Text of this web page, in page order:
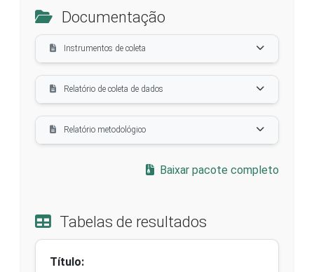
Documentação
Instrumentos de coleta
Relatório de coleta de dados
Relatório metodológico
Baixar pacote completo
Tabelas de resultados
Título: